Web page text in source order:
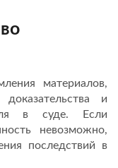
материалов,
и
в суде. Если
невозможно,
последствий в